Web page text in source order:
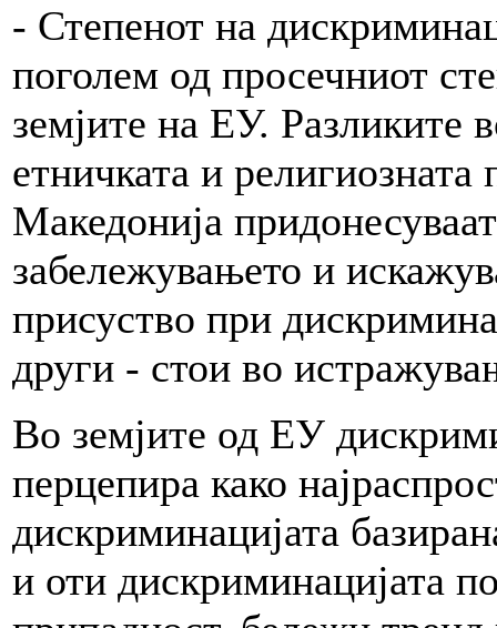
- Степенот на
поголем од просечниот
земјите на ЕУ. Разликите
етничката и
Македонија
забележувањето и
присуство при
други - стои во
Во земјите од ЕУ
перцепира како
дискриминацијата
и оти дискриминацијата